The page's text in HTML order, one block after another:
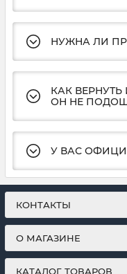
НУЖНА ЛИ
КАК
ОН НЕ
У ВАС
КОНТАКТЫ
О МАГАЗИНЕ
КАТАЛОГ ТОВАРОВ